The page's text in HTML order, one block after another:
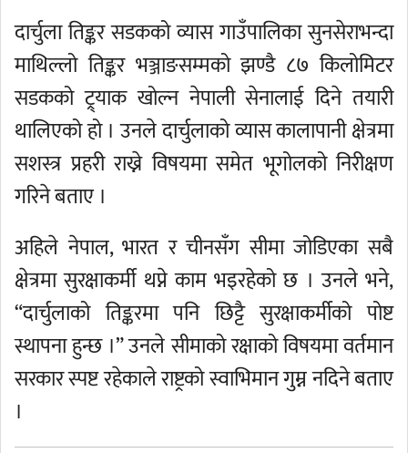
दार्चुला तिङ्कर सडकको व्यास गाउँपालिका सुनसेराभन्दा
माथिल्लो तिङ्कर भञ्जाङसम्मको झण्डै ८७ किलोमिटर
सडकको ट्र्याक खोल्न नेपाली सेनालाई दिने तयारी
थालिएको हो । उनले दार्चुलाको व्यास कालापानी क्षेत्रमा
सशस्त्र प्रहरी राख्ने विषयमा समेत भूगोलको निरीक्षण
गरिने बताए ।
अहिले नेपाल, भारत र चीनसँग सीमा जोडिएका सबै
क्षेत्रमा सुरक्षाकर्मी थप्ने काम भइरहेको छ । उनले भने,
“दार्चुलाको तिङ्करमा पनि छिट्टै सुरक्षाकर्मीको पोष्ट
स्थापना हुन्छ ।” उनले सीमाको रक्षाको विषयमा वर्तमान
सरकार स्पष्ट रहेकाले राष्ट्रको स्वाभिमान गुम्न नदिने बताए
।